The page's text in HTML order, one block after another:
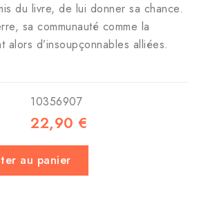
du livre, de lui donner sa chance.
sa communauté comme la
alors d’insoupçonnables alliées.
10356907
22,90 €
au panier